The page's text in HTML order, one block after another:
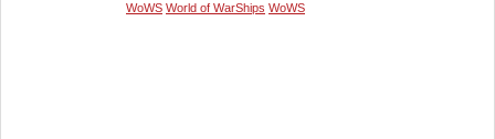
WoWS World of WarShips WoWS